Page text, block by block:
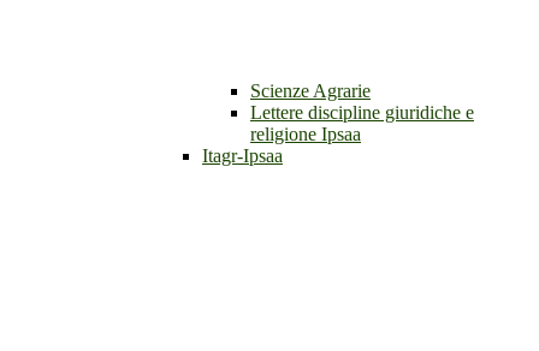
Scienze Agrarie
Lettere discipline giuridiche e
religione Ipsaa
Itagr-Ipsaa